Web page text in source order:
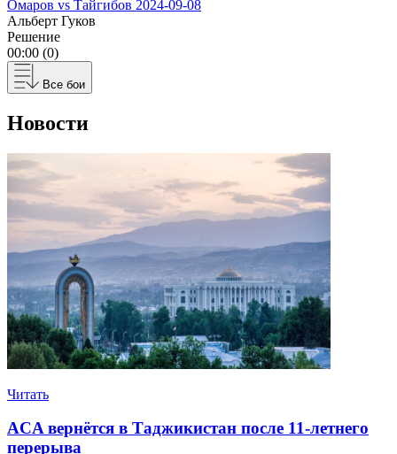
Омаров vs Тайгибов 2024-09-08
Альберт Гуков
Решение
00:00 (0)
Все бои
Новости
Читать
ACA вернётся в Таджикистан после 11-летнего
перерыва